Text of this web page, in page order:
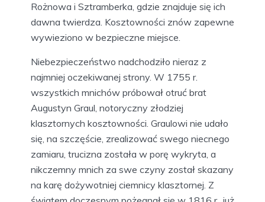
Rożnowa i Sztramberka, gdzie znajduje się ich
dawna twierdza. Kosztowności znów zapewne
wywieziono w bezpieczne miejsce.
Niebezpieczeństwo nadchodziło nieraz z
najmniej oczekiwanej strony. W 1755 r.
wszystkich mnichów próbował otruć brat
Augustyn Graul, notoryczny złodziej
klasztornych kosztowności. Graulowi nie udało
się, na szczęście, zrealizować swego niecnego
zamiaru, trucizna została w porę wykryta, a
nikczemny mnich za swe czyny został skazany
na karę dożywotniej ciemnicy klasztornej. Z